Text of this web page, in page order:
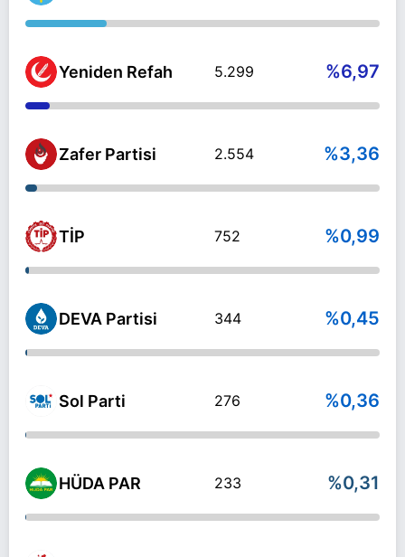
Yeniden Refah 5.299 %6,97
Zafer Partisi 2.554 %3,36
TİP 752 %0,99
DEVA Partisi 344 %0,45
Sol Parti 276 %0,36
HÜDA PAR 233 %0,31